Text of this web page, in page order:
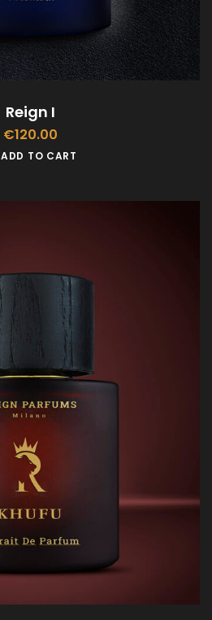
Reign I
€120.00
ADD TO CART